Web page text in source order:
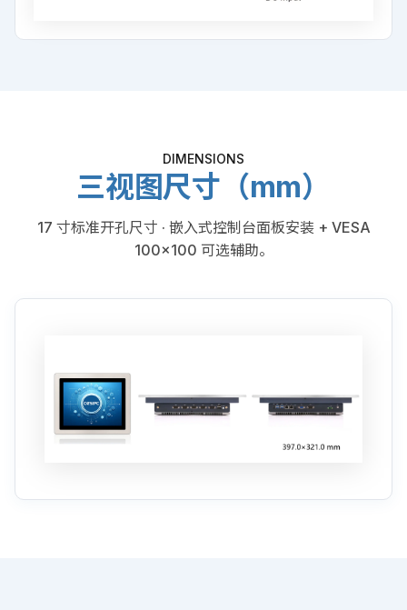
DIMENSIONS
三视图尺寸（mm）
17 寸标准开孔尺寸 · 嵌入式控制台面板安装 + VESA
100×100 可选辅助。